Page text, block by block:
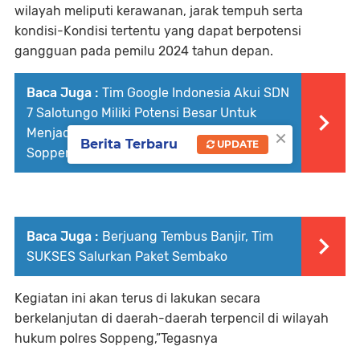
wilayah meliputi kerawanan, jarak tempuh serta
kondisi-Kondisi tertentu yang dapat berpotensi
gangguan pada pemilu 2024 tahun depan.
Baca Juga : Tim Google Indonesia Akui SDN
7 Salotungo Miliki Potensi Besar Untuk
Menjadi Pelopor Transformasi Digital di
Soppeng
Baca Juga : Berjuang Tembus Banjir, Tim
SUKSES Salurkan Paket Sembako
Kegiatan ini akan terus di lakukan secara
berkelanjutan di daerah-daerah terpencil di wilayah
hukum polres Soppeng,”Tegasnya
×
Berita Terbaru UPDATE